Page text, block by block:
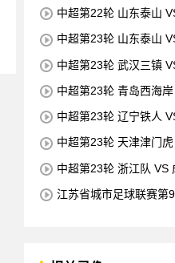
中超第22轮 山东泰山
中超第23轮 山东泰山
中超第23轮 武汉三镇
中超第23轮 青岛西海
中超第23轮 辽宁铁人
中超第23轮 天津津门
中超第23轮 浙江队 VS
江苏省城市足球联赛第